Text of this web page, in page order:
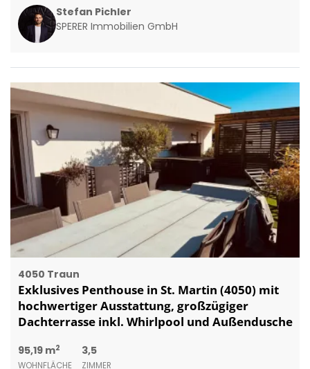
Stefan Pichler
SPERER Immobilien GmbH
4050 Traun
Exklusives Penthouse in St. Martin (4050) mit
hochwertiger Ausstattung, großzügiger
Dachterrasse inkl. Whirlpool und Außendusche
95,19 m2
WOHNFLÄCHE
3,5
ZIMMER